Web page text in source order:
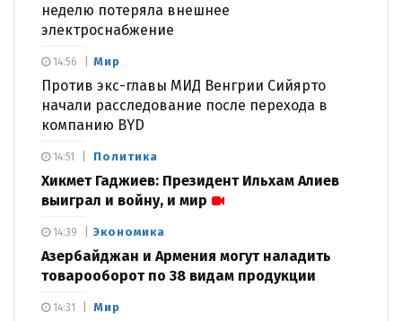
неделю потеряла внешнее
электроснабжение
Мир
Против экс-главы МИД Венгрии Сийярто
начали расследование после перехода в
компанию BYD
14:56
Политика
Хикмет Гаджиев: Президент Ильхам Алиев
выиграл и войну, и мир
14:51
Экономика
Азербайджан и Армения могут наладить
товарооборот по 38 видам продукции
14:39
Мир
14:31